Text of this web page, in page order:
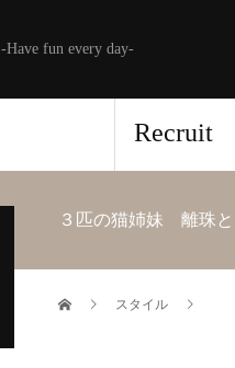
-Have fun every day-
Recruit
３匹の猫姉妹 離珠
スタイル